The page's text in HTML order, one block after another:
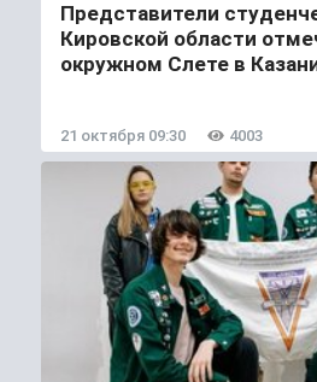
Представители
Кировской области
окружном Слете в
21 октября 09:30 4003